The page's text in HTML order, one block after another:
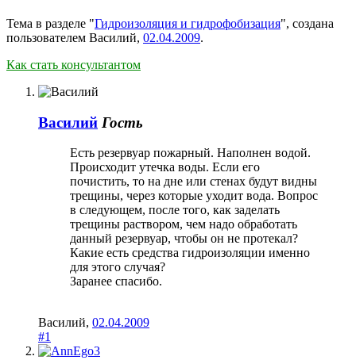
Тема в разделе "Гидроизоляция и гидрофобизация", создана
пользователем Василий, 02.04.2009.
Как стать консультантом
Василий Гость
Есть резервуар пожарный. Наполнен водой.
Происходит утечка воды. Если его
почистить, то на дне или стенах будут видны
трещины, через которые уходит вода. Вопрос
в следующем, после того, как заделать
трещины раствором, чем надо обработать
данный резервуар, чтобы он не протекал?
Какие есть средства гидроизоляции именно
для этого случая?
Заранее спасибо.
Василий, 02.04.2009
#1